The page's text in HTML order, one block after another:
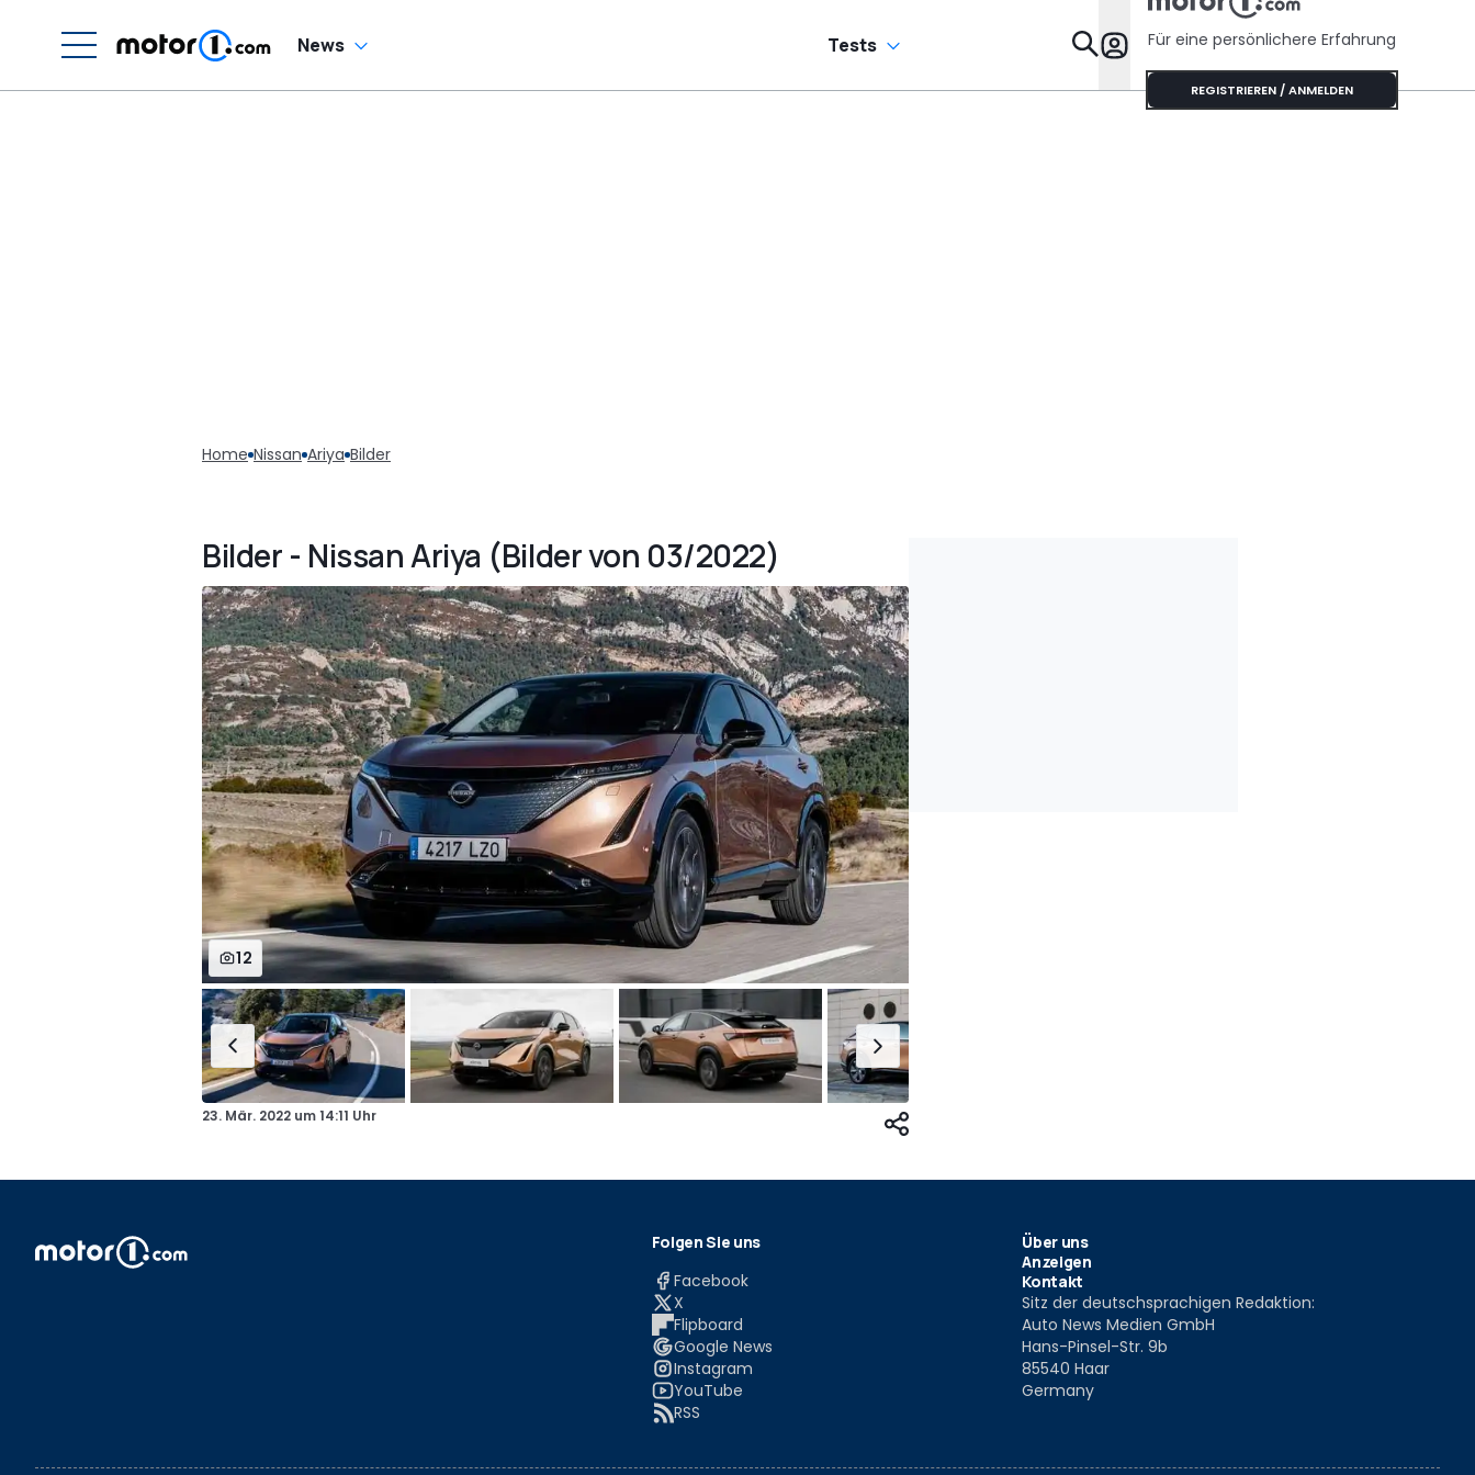
News Tests Specials
Für eine persönlichere Erfahrung
REGISTRIEREN / ANMELDEN
Home Nissan Ariya Bilder
Bilder - Nissan Ariya (Bilder von 03/2022)
12
23. Mär. 2022 um14:11 Uhr
Folgen Sie uns
Facebook
X
Flipboard
Google News
Instagram
YouTube
RSS
Über uns
Anzeigen
Kontakt
Sitz der deutschsprachigen Redaktion:
Auto News Medien GmbH
Hans-Pinsel-Str. 9b
85540 Haar
Germany